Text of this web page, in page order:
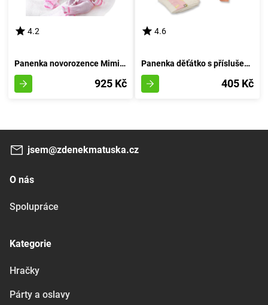
4.2
Panenka novorozence Mimi s pacifierem
925 Kč
4.6
Panenka děťátko s příslušenstvím 30 cm
405 Kč
jsem@zdenekmatuska.cz
O nás
Spolupráce
Kategorie
Hračky
Párty a oslavy